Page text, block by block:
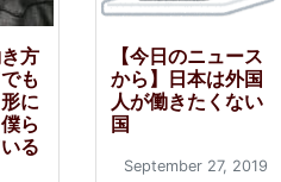
方
も
に
ら
る
【今日のニュース
から】日本は外国
人が働きたくない
国
September 27, 2019